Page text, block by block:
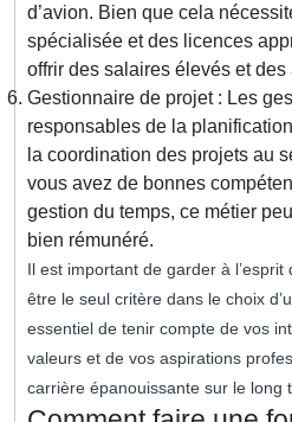
d’avion. Bien que cela
spécialisée et des licences
offrir des salaires élevés et
Gestionnaire de projet : Les
responsables de la
la coordination des projets au
vous avez de bonnes
gestion du temps, ce métier
bien rémunéré.
Il est important de garder à
être le seul critère dans le choix
essentiel de tenir compte de vos
valeurs et de vos aspirations
carrière épanouissante sur le long